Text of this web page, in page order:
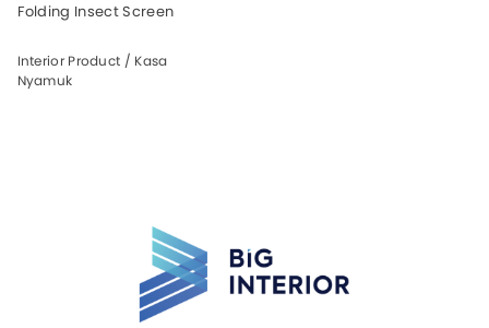
Folding Insect Screen
Interior Product / Kasa
Nyamuk